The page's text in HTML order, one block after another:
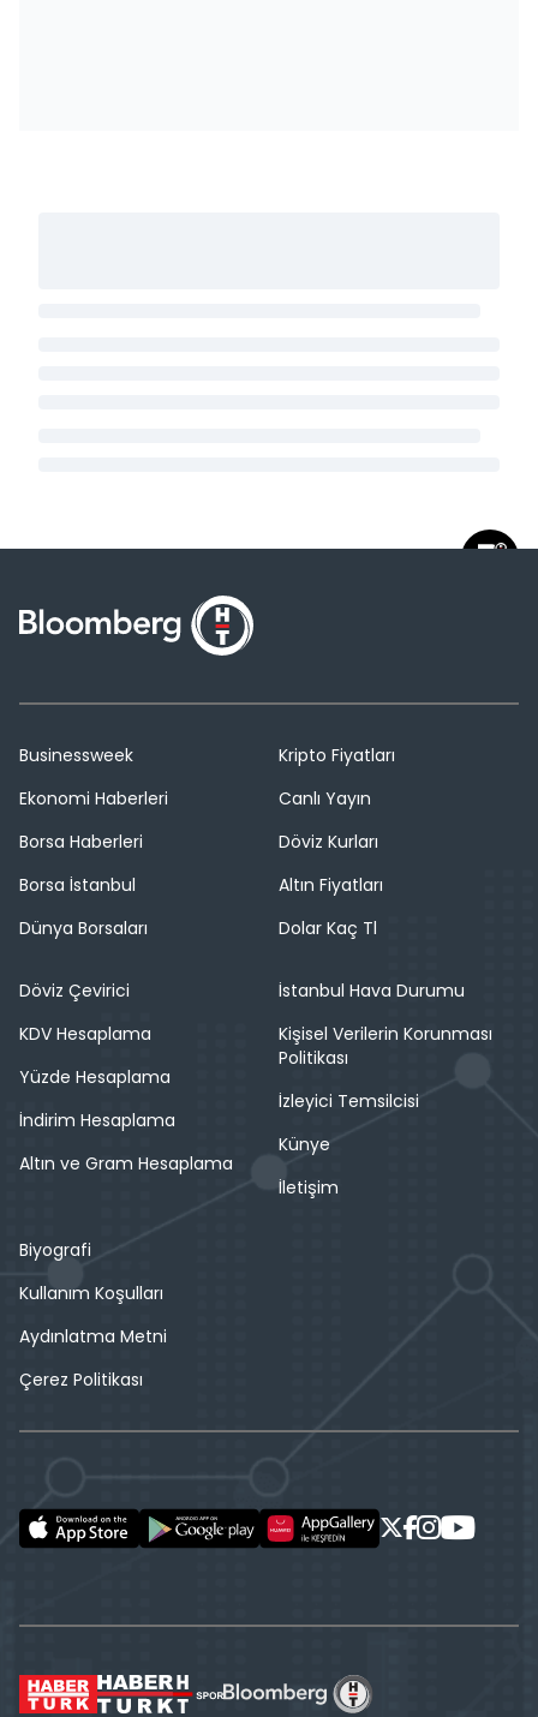
Businessweek
Ekonomi Haberleri
Borsa Haberleri
Borsa İstanbul
Dünya Borsaları
Kripto Fiyatları
Canlı Yayın
Döviz Kurları
Altın Fiyatları
Dolar Kaç Tl
Döviz Çevirici
KDV Hesaplama
Yüzde Hesaplama
İndirim Hesaplama
Altın ve Gram Hesaplama
İstanbul Hava Durumu
Kişisel Verilerin Korunması
Politikası
İzleyici Temsilcisi
Künye
İletişim
Biyografi
Kullanım Koşulları
Aydınlatma Metni
Çerez Politikası